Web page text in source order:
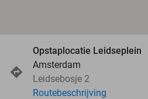
Opstaplocatie Leidseplein
Amsterdam
Leidsebosje 2
Routebeschrijving